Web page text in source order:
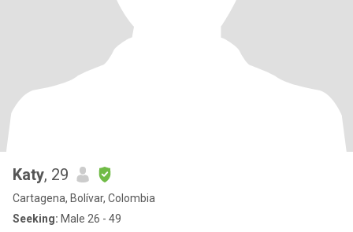
Katy, 29
Cartagena, Bolívar, Colombia
Seeking: Male 26 - 49